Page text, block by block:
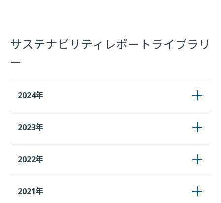
サステナビリティレポートライブラリ
ー
2024年
2023年
2022年
2021年